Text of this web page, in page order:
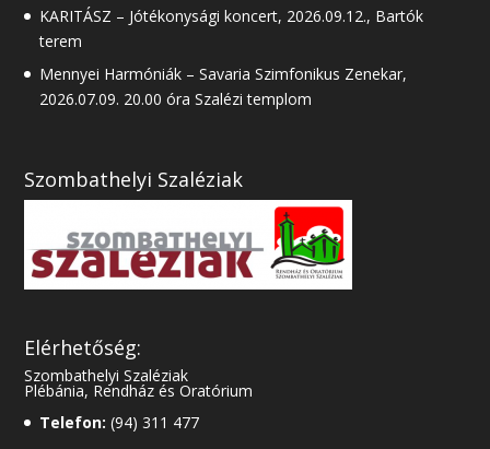
KARITÁSZ – Jótékonysági koncert, 2026.09.12., Bartók
terem
Mennyei Harmóniák – Savaria Szimfonikus Zenekar,
2026.07.09. 20.00 óra Szalézi templom
Szombathelyi Szaléziak
Elérhetőség:
Szombathelyi Szaléziak
Plébánia, Rendház és Oratórium
Telefon:(94) 311 477